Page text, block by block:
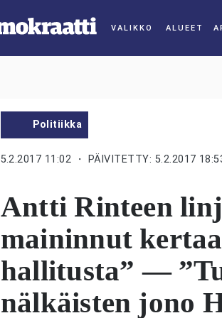
ALUEET
Politiikka
5.2.2017 11:02 ・ PÄIVITETTY: 5.2.2017
Antti Rinteen
maininnut
hallitusta” —
nälkäisten jono